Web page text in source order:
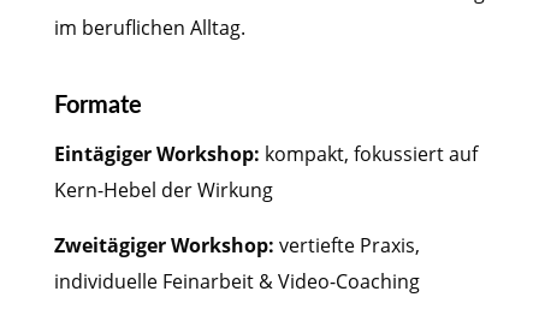
im beruflichen Alltag.
Formate
Eintägiger Workshop: kompakt, fokussiert auf
Kern-Hebel der Wirkung
Zweitägiger Workshop: vertiefte Praxis,
individuelle Feinarbeit & Video-Coaching